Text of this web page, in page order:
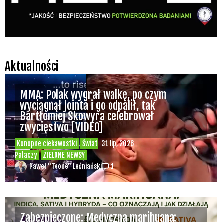
Paweł "Teone" Leśniański Brak komentarzy
Świat Medycznej Marihuany
Świat
Prawa i legalizacji marihuany
ZIELONE NEWSY
12 lip, 2026
Ministerstwo Zdrowia zapowiada kolejne
zmiany
Paweł "Teone" Leśniański 3 komentarzy
Depenalizacji marihuany nie będzie – opinia
nie pozostawia na projekcie suchej nitki, a
to nie jedyny problem